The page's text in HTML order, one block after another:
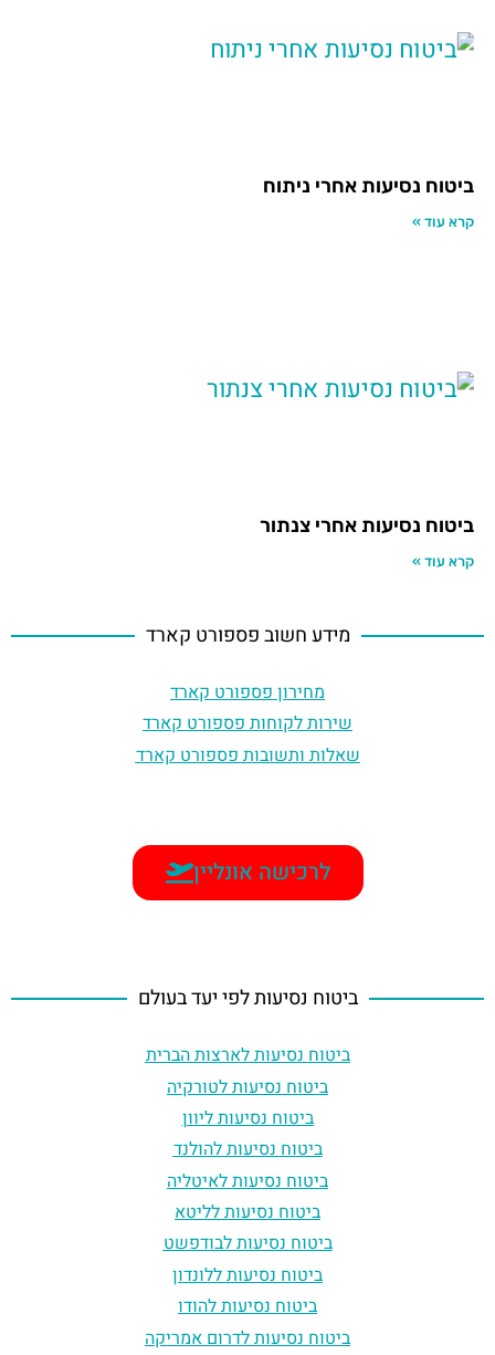
ביטוח נסיעות אחרי ניתוח
קרא עוד »
ביטוח נסיעות אחרי צנתור
קרא עוד »
מידע חשוב פספורט קארד
מחירון פספורט קארד
שירות לקוחות פספורט קארד
שאלות ותשובות פספורט קארד
לרכישה אונליין
ביטוח נסיעות לפי יעד בעולם
ביטוח נסיעות לארצות הברית
ביטוח נסיעות לטורקיה
ביטוח נסיעות ליוון
ביטוח נסיעות להולנד
ביטוח נסיעות לאיטליה
ביטוח נסיעות לליטא
ביטוח נסיעות לבודפשט
ביטוח נסיעות ללונדון
ביטוח נסיעות להודו
ביטוח נסיעות לדרום אמריקה